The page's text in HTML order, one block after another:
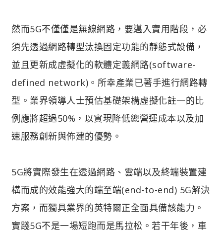
然而5G不僅僅是無線網路，要邁入實用階段，必
須先透過網路轉型汰換固定功能的靜態式設備，
並且更新成虛擬化的軟體定義網路(software-
defined network)。所幸產業已著手進行網路轉
型。業界領導人士預估基礎架構虛擬化註一的比
例應將超過50%，以實現降低總營運成本以及加
速服務創新與佈建的優勢。
5G將實際發生在透過網路、雲端以及終端裝置建
構而成的效能強大的端至端(end-to-end) 5G解決
方案，而獨具業界的英特爾正全面具備該能力。
實踐5G不是一場短跑而是馬拉松。若干年後，車